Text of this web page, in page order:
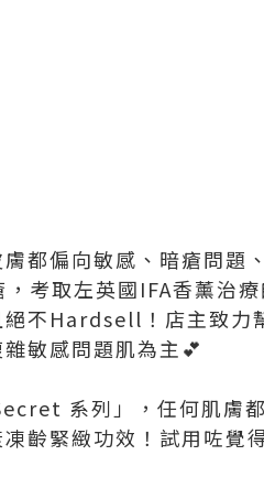
膚都偏向敏感、暗瘡問
考取左英國IFA香薰治
不Hardsell！店主致力
敏感問題肌為主💕
系列」，任何肌膚
齡緊緻功效！試用咗覺